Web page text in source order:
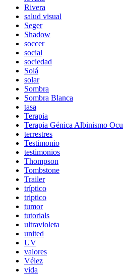
Rivera
salud visual
Seger
Shadow
soccer
social
sociedad
Solá
solar
Sombra
Sombra Blanca
tasa
Terapia
Terapia Génica Albinismo
terrestres
Testimonio
testimonios
Thompson
Tombstone
Trailer
tríptico
triptico
tumor
tutorials
ultravioleta
united
UV
valores
Vélez
vida